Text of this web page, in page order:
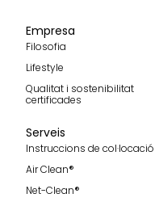
Empresa
Filosofia
Lifestyle
Qualitat i sostenibilitat
certificades
Serveis
Instruccions de col·locació
Air Clean®
Net-Clean®